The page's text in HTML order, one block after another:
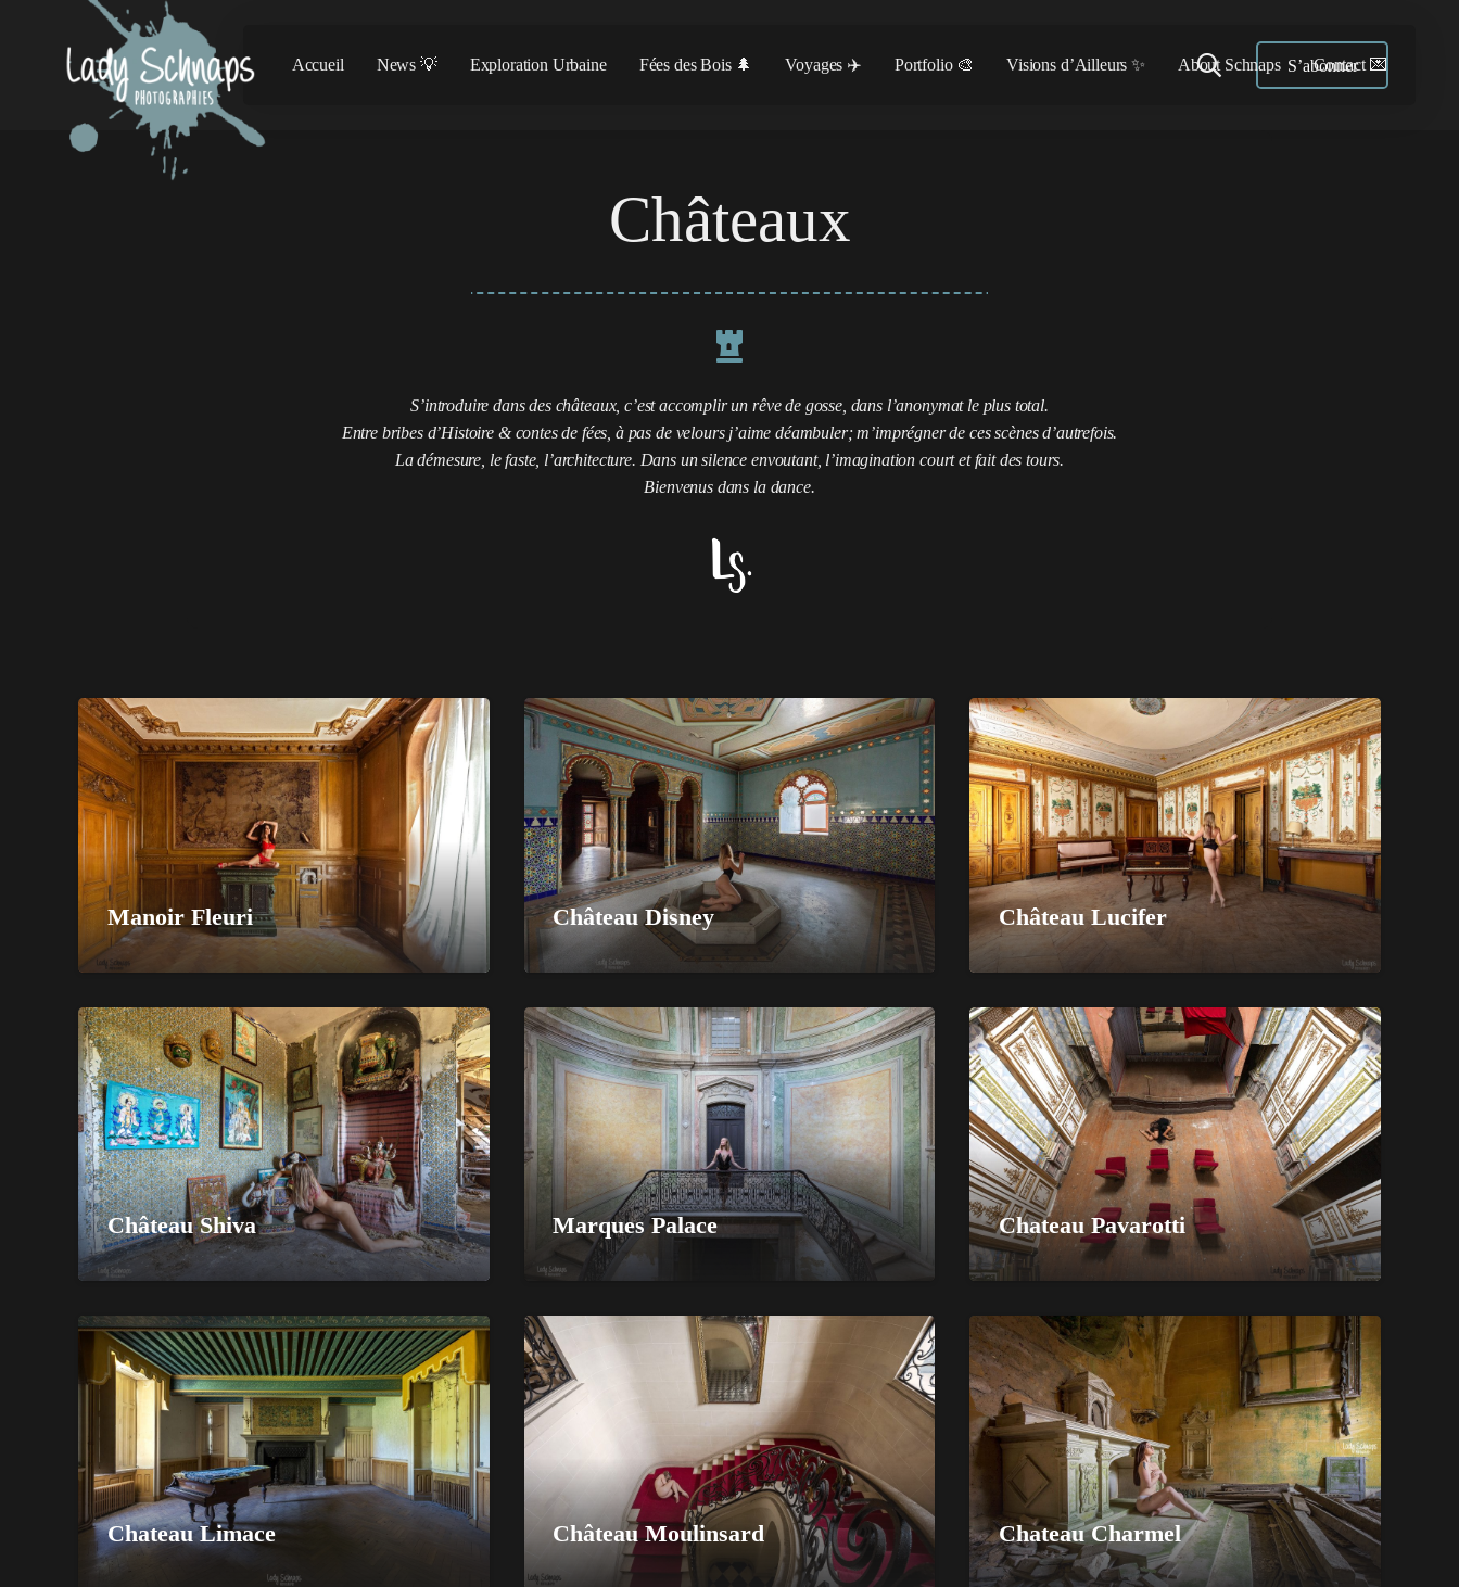
Accueil News 💡 Exploration Urbaine Fées des Bois 🌲 Voyages ✈️ Portfolio 🎨 Visions d’Ailleurs ✨ About Schnaps Contact 💌
S’abonner
Châteaux
S’introduire dans des châteaux, c’est accomplir un rêve de gosse, dans l’anonymat le plus total.
Entre bribes d’Histoire & contes de fées, à pas de velours j’aime déambuler; m’imprégner de ces scènes d’autrefois.
La démesure, le faste, l’architecture. Dans un silence envoutant, l’imagination court et fait des tours.
Bienvenus dans la dance.
Manoir Fleuri Château Disney Château Lucifer
Château Shiva Marques Palace Chateau Pavarotti
Chateau Limace Château Moulinsard Chateau Charmel